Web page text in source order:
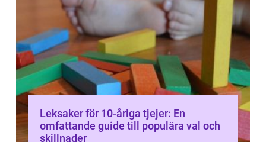
Leksaker för 10-åriga tjejer: En
omfattande guide till populära val och
skillnader